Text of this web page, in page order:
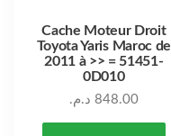
Cache Moteur Droit
Toyota Yaris Maroc de
2011 à >> = 51451-
0D010
848.00 د.م.